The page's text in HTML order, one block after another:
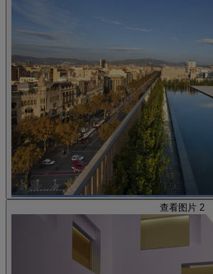
查看图片 2